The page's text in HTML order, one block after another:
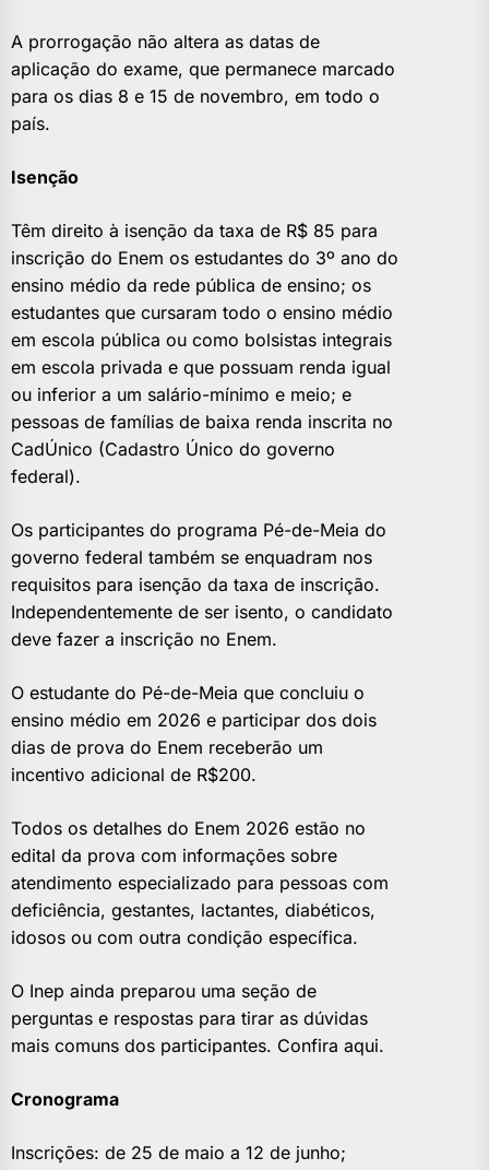
A prorrogação não altera as datas de
aplicação do exame, que permanece marcado
para os dias 8 e 15 de novembro, em todo o
país.
Isenção
Têm direito à isenção da taxa de R$ 85 para
inscrição do Enem os estudantes do 3º ano do
ensino médio da rede pública de ensino; os
estudantes que cursaram todo o ensino médio
em escola pública ou como bolsistas integrais
em escola privada e que possuam renda igual
ou inferior a um salário-mínimo e meio; e
pessoas de famílias de baixa renda inscrita no
CadÚnico (Cadastro Único do governo
federal).
Os participantes do programa Pé-de-Meia do
governo federal também se enquadram nos
requisitos para isenção da taxa de inscrição.
Independentemente de ser isento, o candidato
deve fazer a inscrição no Enem.
O estudante do Pé-de-Meia que concluiu o
ensino médio em 2026 e participar dos dois
dias de prova do Enem receberão um
incentivo adicional de R$200.
Todos os detalhes do Enem 2026 estão no
edital da prova com informações sobre
atendimento especializado para pessoas com
deficiência, gestantes, lactantes, diabéticos,
idosos ou com outra condição específica.
O Inep ainda preparou uma seção de
perguntas e respostas para tirar as dúvidas
mais comuns dos participantes. Confira aqui.
Cronograma
Inscrições: de 25 de maio a 12 de junho;